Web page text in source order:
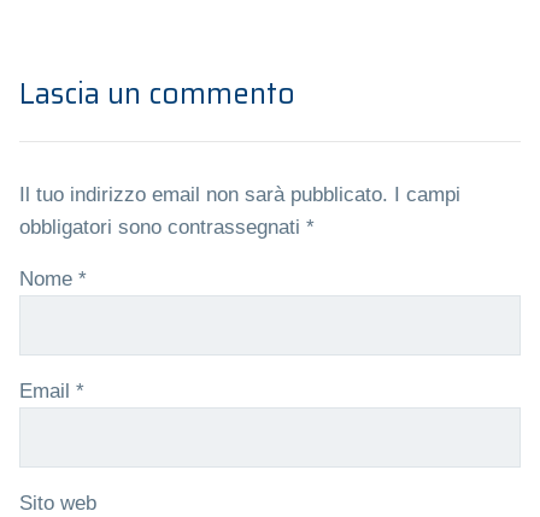
Lascia un commento
Il tuo indirizzo email non sarà pubblicato.
I campi
obbligatori sono contrassegnati *
Nome *
Email *
Sito web